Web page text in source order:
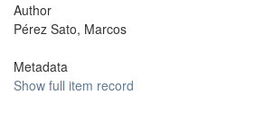
Author
Pérez Sato, Marcos
Metadata
Show full item record